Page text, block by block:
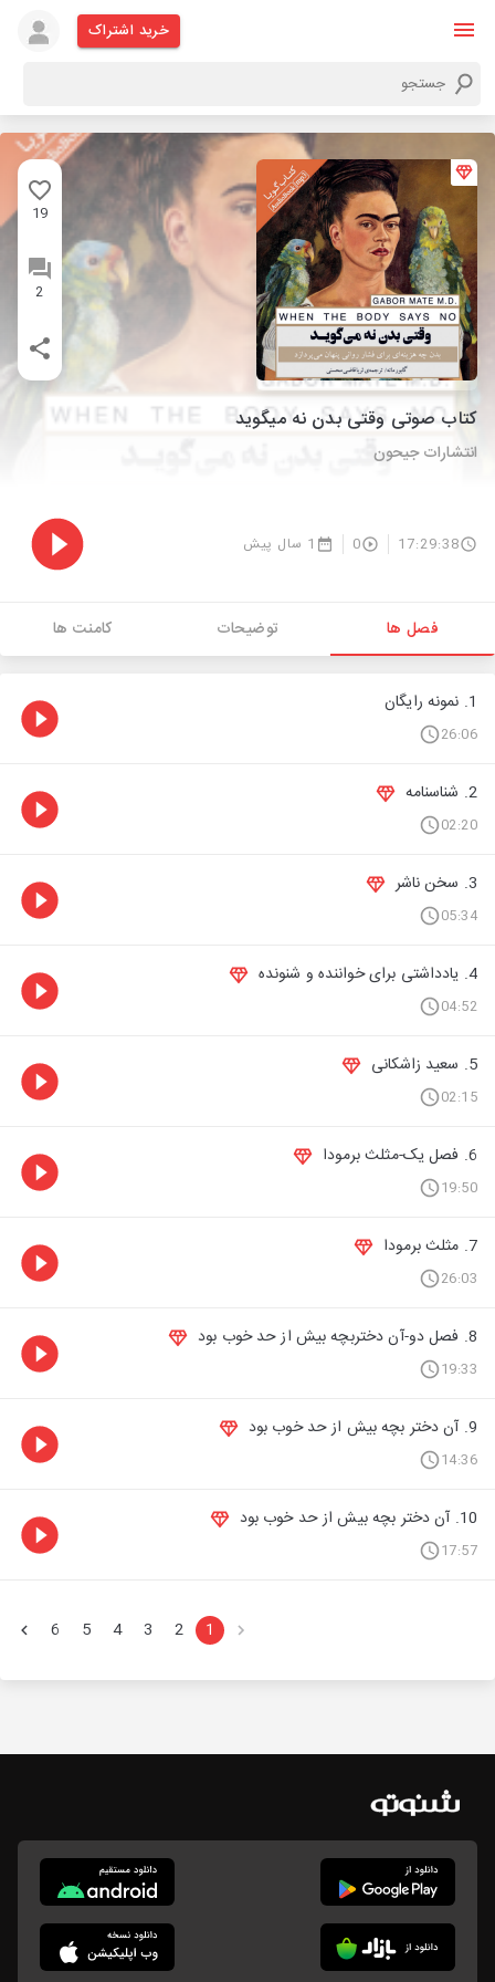
خرید اشتراک
19
2
کتاب صوتی وقتی بدن نه میگوید
انتشارات جیحون
17:29:38
0 1 سال پیش
فصل ها توضیحات کامنت ها
1. نمونه رایگان
26:06
2. شناسنامه
02:20
3. سخن ناشر
05:34
4. یادداشتی برای خواننده و شنونده
04:52
5. سعید زاشکانی
02:15
6. فصل یک-مثلث برمودا
19:50
7. مثلث برمودا
26:03
8. فصل دو-آن دختربچه بیش از حد خوب بود
19:33
9. آن دختر بچه بیش از حد خوب بود
14:36
10. آن دختر بچه بیش از حد خوب بود
17:57
1
2
3
4
5
6